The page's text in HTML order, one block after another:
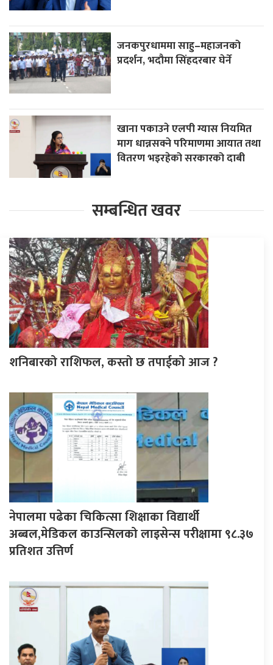
जनकपुरधाममा साहु–महाजनको
प्रदर्शन, भदौमा सिंहदरबार घेर्ने
खाना पकाउने एलपी ग्यास नियमित
माग धान्नसक्ने परिमाणमा आयात तथा
वितरण भइरहेको सरकारको दाबी
सम्बन्धित खवर
शनिबारको राशिफल, कस्तो छ तपाईको आज ?
नेपालमा पढेका चिकित्सा शिक्षाका विद्यार्थी
अब्बल,मेडिकल काउन्सिलको लाइसेन्स परीक्षामा ९८.३७
प्रतिशत उत्तिर्ण